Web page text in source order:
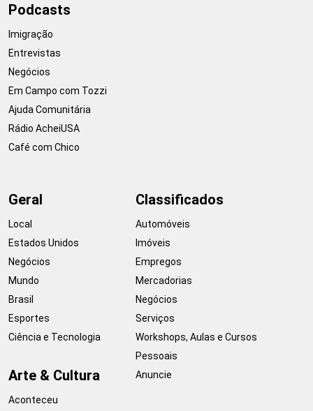
Podcasts
Imigração
Entrevistas
Negócios
Em Campo com Tozzi
Ajuda Comunitária
Rádio AcheiUSA
Café com Chico
Geral
Local
Estados Unidos
Negócios
Mundo
Brasil
Esportes
Ciência e Tecnologia
Arte & Cultura
Aconteceu
Classificados
Automóveis
Imóveis
Empregos
Mercadorias
Negócios
Serviços
Workshops, Aulas e Cursos
Pessoais
Anuncie